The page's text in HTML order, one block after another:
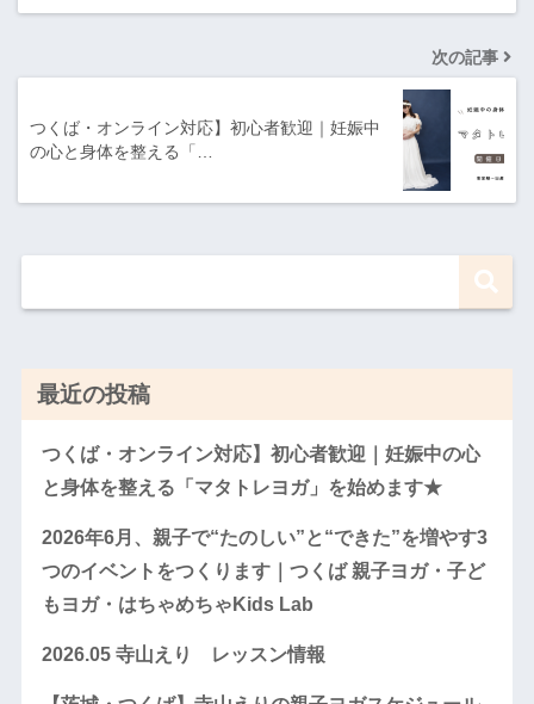
次の記事
つくば・オンライン対応】初心者歓迎｜妊娠中
の心と身体を整える「…
最近の投稿
つくば・オンライン対応】初心者歓迎｜妊娠中の心
と身体を整える「マタトレヨガ」を始めます★
2026年6月、親子で“たのしい”と“できた”を増やす3
つのイベントをつくります｜つくば 親子ヨガ・子ど
もヨガ・はちゃめちゃKids Lab
2026.05 寺山えり レッスン情報